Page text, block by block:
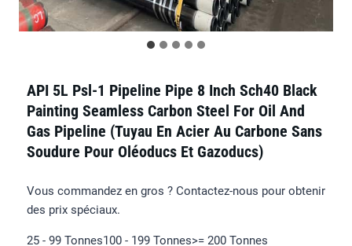
API 5L Psl-1 Pipeline Pipe 8 Inch Sch40 Black
Painting Seamless Carbon Steel For Oil And
Gas Pipeline (tuyau En Acier Au Carbone Sans
Soudure Pour Oléoducs Et Gazoducs)
Vous commandez en gros ? Contactez-nous pour obtenir
des prix spéciaux.
25 - 99 Tonnes100 - 199 Tonnes>= 200 Tonnes